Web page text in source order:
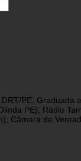
PE.
PE); Rádio
Câmara de